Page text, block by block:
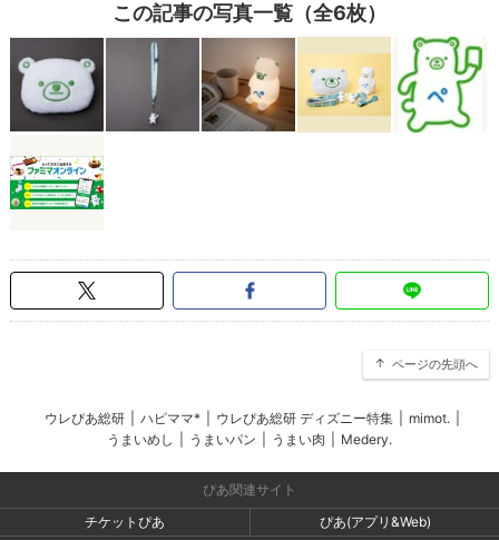
この記事の写真一覧（全6枚）
ページの先頭へ
ウレぴあ総研 ハピママ* ウレぴあ総研 ディズニー特集 mimot.
うまいめし
うまいパン うまい肉 Medery.
ぴあ関連サイト
チケットぴあ
ぴあ(アプリ&Web)